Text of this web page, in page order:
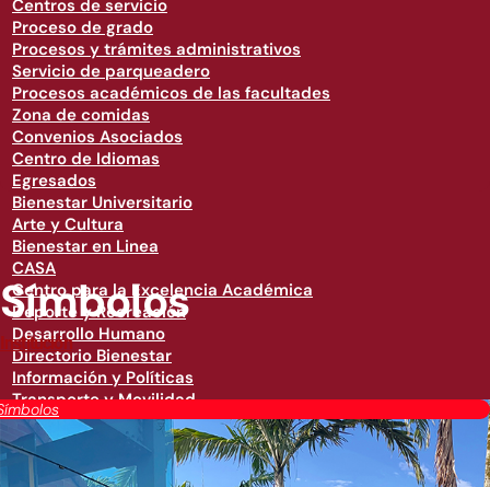
Centros de servicio
Proceso de grado
Procesos y trámites administrativos
Servicio de parqueadero
Procesos académicos de las facultades
Zona de comidas
Convenios Asociados
Centro de Idiomas
Egresados
Bienestar Universitario
Arte y Cultura
Bienestar en Linea
CASA
Centro para la Excelencia Académica
Deporte y Recreación
Desarrollo Humano
Directorio Bienestar
Información y Políticas
Transporte y Movilidad
Símbolos
Institución